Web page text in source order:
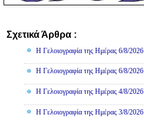
Σχετικά Άρθρα :
Η Γελοιογραφία της Ημέρας 6/8/2026
Η Γελοιογραφία της Ημέρας 6/8/2026
Η Γελοιογραφία της Ημέρας 4/8/2026
Η Γελοιογραφία της Ημέρας 3/8/2026